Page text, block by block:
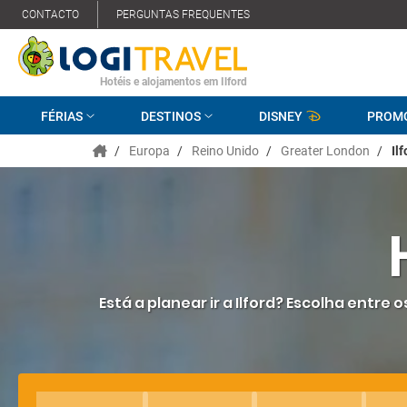
CONTACTO PERGUNTAS FREQUENTES
Hotéis e alojamentos em Ilford
FÉRIAS DESTINOS DISNEY
/ Europa / Reino Unido / Greater London /
Está a planear ir a Ilford? Escolha